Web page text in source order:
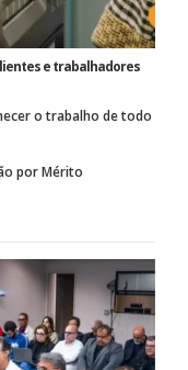
e trabalhadores
o trabalho de todo
por Mérito